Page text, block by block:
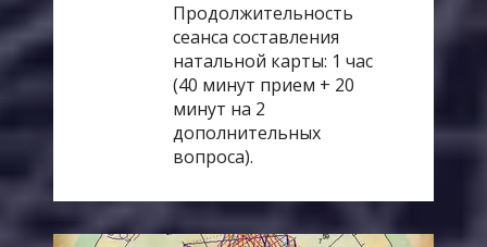
Продолжительность
сеанса составления
натальной карты: 1 час
(40 минут прием + 20
минут на 2
дополнительных
вопроса).